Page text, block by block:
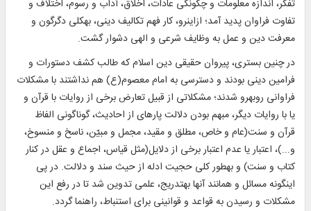
تفكر، اندازه معلومات و چگونگى عادات، اخلاق، آداب و رسوم، اختلاف و
تفاوت فراوان پديد آمد؛ ازاين‏رو، كار فهم تكاليف دينى، به‏كلى دگرگون و
معرفت دين و عمل به وظايف شرعى و الهى دشوار گشت.
در چنين بسترى، پيروان حقيقى دين اسلام كه طالب كشف دستورات و
فرامين دينى بودند و دست‏رسى به امام معصوم(ع) هم نداشتند با مشكلات
فراوانى روبه‏رو شدند؛ مشكلاتى از قبيل تعارض برخى از روايات با قرآن و
يا با روايات ديگر، مبهم بودن دلالت پاره‏اى از احاديث، گوناگونى الفاظ
قرآن و سنت(عام و خاص، مطلق و مقيد، مجمل و مبيّن، ناسخ و منسوخ،
و...)، اعتبار يا عدم اعتبار برخى از دلايل(مثل قياس، اجماع و عقل در كنار
كتاب و سنت) و به‏طور كلى حجيت ادله از حيث سند و دلالت. در پى
اين‏گونه مسائل و همانند آنها به‏تدريج، علمى تدوين شد تا در رفع اين
مشكلات و رسيدن به قواعد و قوانينى براى استنباط، راهنما گردد.